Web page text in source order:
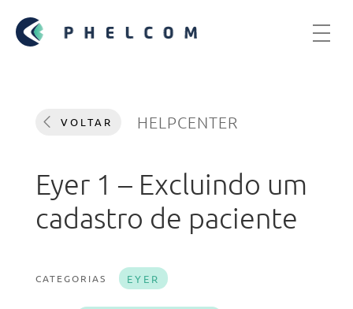
VOLTAR HELPCENTER
Eyer 1 – Excluindo um
cadastro de paciente
CATEGORIAS EYER